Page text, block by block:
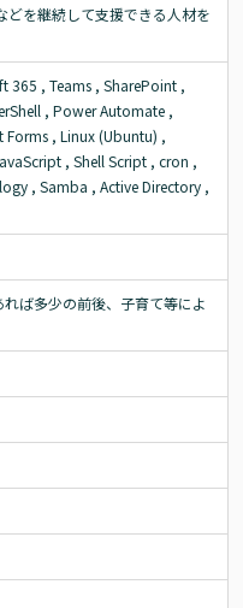
どを継続して支援できる人材を
365 , Teams , SharePoint ,
, Power Automate ,
, Linux (Ubuntu) ,
, Shell Script , cron ,
, Samba , Active Directory ,
ば多少の前後、子育て等によ